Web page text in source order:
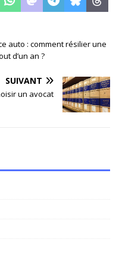
auto : comment résilier une
d’un an ?
SUIVANT
un avocat